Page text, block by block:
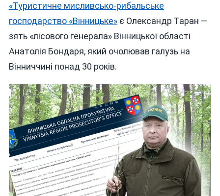
«Туристичне мисливсько-рибальське
господарство «Вінницьке»є Олександр Таран —
зять «лісового генерала» Вінницької області
Анатолія Бондаря, який очолював галузь на
Вінниччині понад 30 років.